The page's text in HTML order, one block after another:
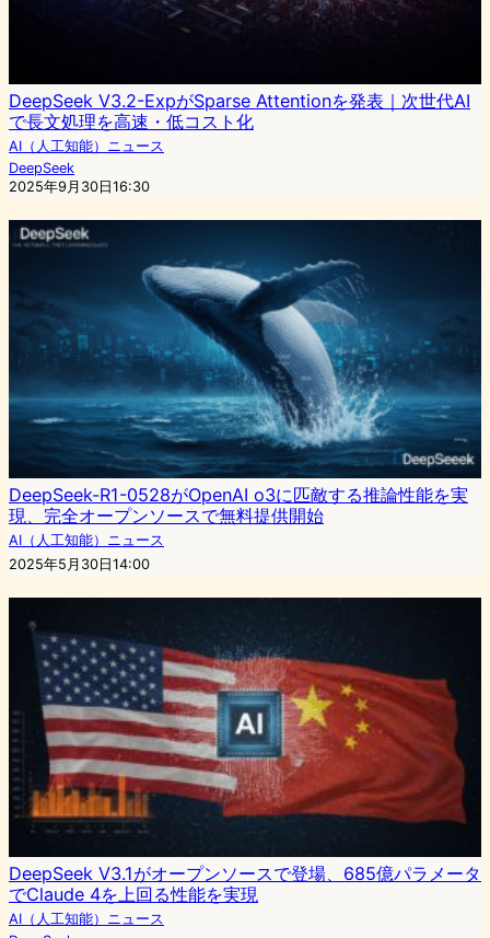
DeepSeek V3.2-ExpがSparse Attentionを発表｜次世代AI
で長文処理を高速・低コスト化
AI（人工知能）ニュース
DeepSeek
2025年9月30日16:30
DeepSeek-R1-0528がOpenAI o3に匹敵する推論性能を実
現、完全オープンソースで無料提供開始
AI（人工知能）ニュース
2025年5月30日14:00
DeepSeek V3.1がオープンソースで登場、685億パラメータ
でClaude 4を上回る性能を実現
AI（人工知能）ニュース